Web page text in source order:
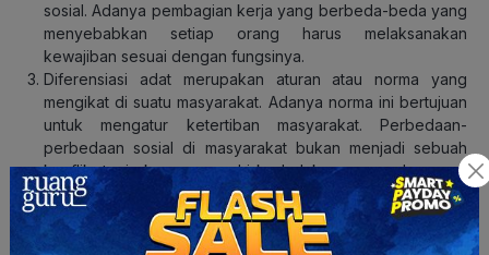
sosial. Adanya pembagian kerja yang berbeda-beda yang
menyebabkan setiap orang harus melaksanakan
kewajiban sesuai dengan fungsinya.
Diferensiasi adat merupakan aturan atau norma yang
mengikat di suatu masyarakat. Adanya norma ini bertujuan
untuk mengatur ketertiban masyarakat. Perbedaan-
perbedaan sosial di masyarakat bukan menjadi sebuah
konflik, tapi akan memenuhi kedudukan yang ada sesuai
dengan hak masing-masing di masyarakat tersebut.